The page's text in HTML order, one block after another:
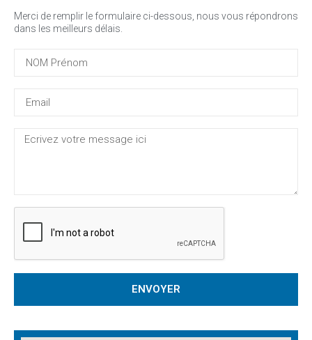
Merci de remplir le formulaire ci-dessous, nous vous répondrons
dans les meilleurs délais.
ENVOYER